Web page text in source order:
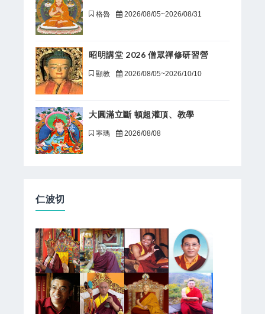
格魯 2026/08/05~2026/08/31
昭明講堂 2026 僧眾禪修研習營
顯教 2026/08/05~2026/10/10
大圓滿立斷 頓超灌頂、教學
寧瑪 2026/08/08
仁波切